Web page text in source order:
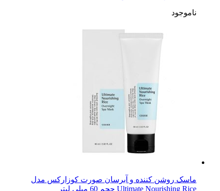
ناموجود
ماسک روشن کننده و آبرسان صورت کوزارکس مدل
Ultimate Nourishing Rice حجم 60 میلی لیتر